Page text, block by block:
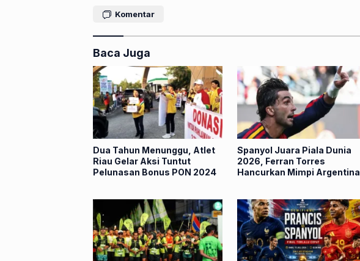
Komentar
Baca Juga
Dua Tahun Menunggu, Atlet
Riau Gelar Aksi Tuntut
Pelunasan Bonus PON 2024
Spanyol Juara Piala Dunia
2026, Ferran Torres
Hancurkan Mimpi Argentina